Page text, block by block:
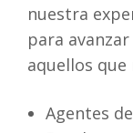
nuestra
para
aquellos
Agentes